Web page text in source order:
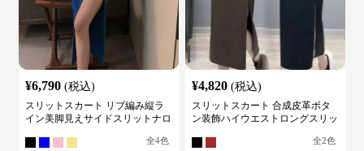
¥6,790 (税込)
スリットスカート リブ編み縦ラ
イン美脚見えサイドスリットナロ
全4色
¥4,820 (税込)
スリットスカート 合成皮革ボタ
ン装飾ハイウエストロングスリッ
全2色